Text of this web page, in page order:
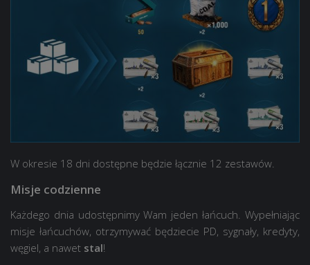
W okresie 18 dni dostępne będzie łącznie 12 zestawów.
Misje codzienne
Każdego dnia udostępnimy Wam jeden łańcuch. Wypełniając
misje łańcuchów, otrzymywać będziecie PD, sygnały, kredyty,
węgiel, a nawet stal!